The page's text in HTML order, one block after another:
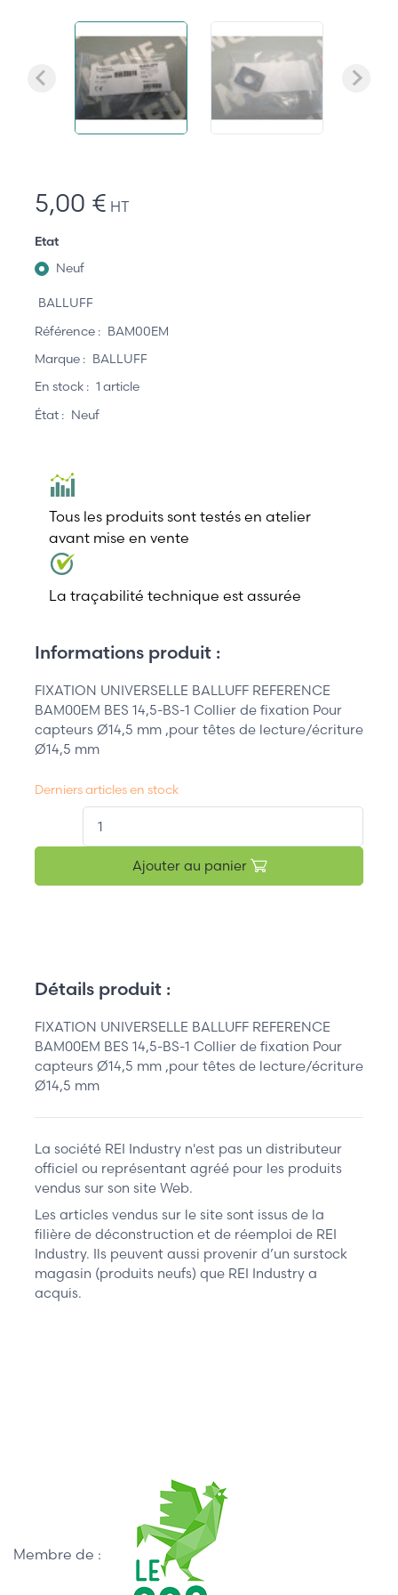
5,00 € HT
Etat
Neuf
BALLUFF
Référence : BAM00EM
Marque : BALLUFF
En stock : 1 article
État : Neuf
Tous les produits sont testés en atelier
avant mise en vente
La traçabilité technique est assurée
Informations produit :
FIXATION UNIVERSELLE BALLUFF REFERENCE
BAM00EM BES 14,5-BS-1 Collier de fixation Pour
capteurs Ø14,5 mm ,pour têtes de lecture/écriture
Ø14,5 mm
Derniers articles en stock
Ajouter au panier
Détails produit :
FIXATION UNIVERSELLE BALLUFF REFERENCE
BAM00EM BES 14,5-BS-1 Collier de fixation Pour
capteurs Ø14,5 mm ,pour têtes de lecture/écriture
Ø14,5 mm
La société REI Industry n'est pas un distributeur
officiel ou représentant agréé pour les produits
vendus sur son site Web.
Les articles vendus sur le site sont issus de la
filière de déconstruction et de réemploi de REI
Industry. Ils peuvent aussi provenir d’un surstock
magasin (produits neufs) que REI Industry a
acquis.
Membre de :